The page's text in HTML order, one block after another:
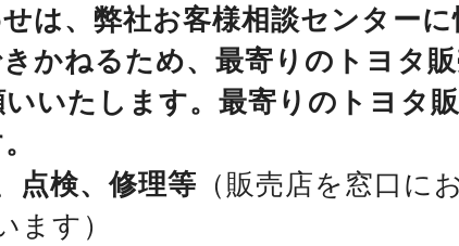
は、弊社お客様相談センター
かねるため、最寄りのトヨタ
いたします。最寄りのトヨタ
点検、修理等 （販売店を窓口に
ます）